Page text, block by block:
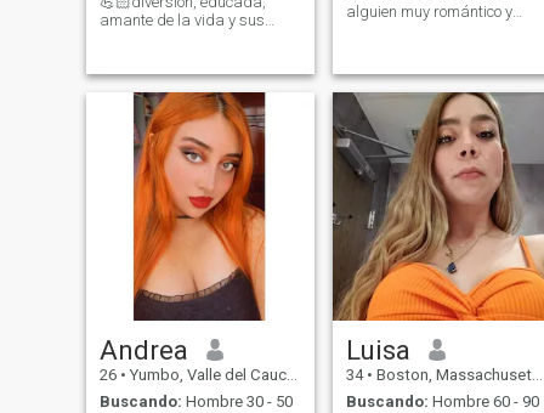
amante de la vida y sus
Si no tienes nada positivo
que decirme, no me escribas.
😊 buenas vibraciones solo
alguien muy romántico y
perfumes, me gusta cantar .
escuchar musica, ver alguna
serie en casa, me gustan los
paseos al aire libre, la playa.
soy buena en la cocina y
trato de no pensar en
problemas, soy buena
amiga cariñosa. y espero
encontrar a alguien que crea
verdaderamente en una
bonita relación con mucho
amor y respeto. sin juegos ni
nada de eso.
Andrea
26 • Yumbo, Valle del Cauca, Colombia
Buscando: Hombre 30 - 50
Luisa
34 • Boston, Massachusetts, Estados Unidos
Buscando: Hombre 60 - 90